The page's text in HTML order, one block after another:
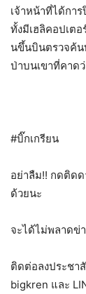
เจ้าหน้าที่ได้กา
ทั้งมีเฮลิคอปเต
นขึ้นบินตรวจค้น
ป่าบนเขาที่คาด
#บิ๊กเกรียน
อย่าลืม!! กดติดด
ด้วยนะ
จะได้ไม่พลาดข่
ติดต่อลงประชา
bigkren และ